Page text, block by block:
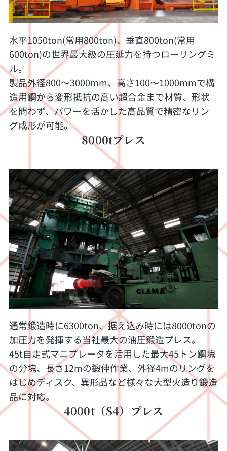
水平1050ton(常用800ton)、垂直800ton(常用
600ton)の世界最大級の圧延力を持つローリングミ
ル。
製品外径800～3000mm、高さ100～1000mmで構
造用鋼から変形抵抗の高い超合金まで材質、形状
を問わず、パワーを活かした高品質で精密なリン
グ成形が可能。
8000tプレス
通常鍛造時に6300ton、据え込み時には8000tonの
加圧力を発揮する当社最大の油圧鍛造プレス。
45t自走式マニプレータを活用した最大45トン鋼塊
の分塊、長さ12mの鍛伸作業、外径4mのリングを
はじめディスク、異形品など様々な大型火造り鍛造
品に対応。
4000t（S4）プレス